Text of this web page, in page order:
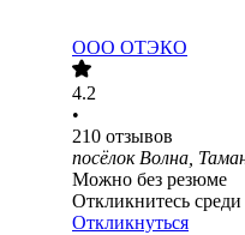
ООО ОТЭКО
4.2
•
210 отзывов
посёлок Волна,
Можно без резюме
Откликнитесь
Откликнуться